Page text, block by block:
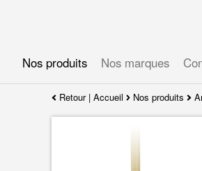
Nos produits Nos marques
Retour| Accueil Nos produits